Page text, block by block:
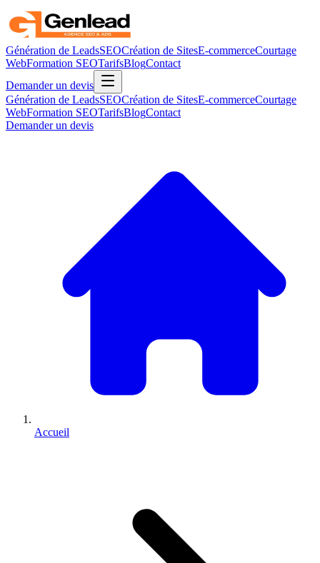
Génération de LeadsSEOCréation de SitesE-commerceCourtage
WebFormation SEOTarifsBlogContact
Demander un devis
Génération de LeadsSEOCréation de SitesE-commerceCourtage
WebFormation SEOTarifsBlogContact
Demander un devis
Accueil